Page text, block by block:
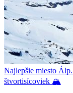
Najlepšie miesto
štvortisícoviek 🏔